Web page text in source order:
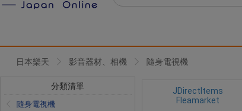
日本樂天 影音器材、相機 隨身電視機
分類清單
隨身電視機
JDirectItems
Fleamarket